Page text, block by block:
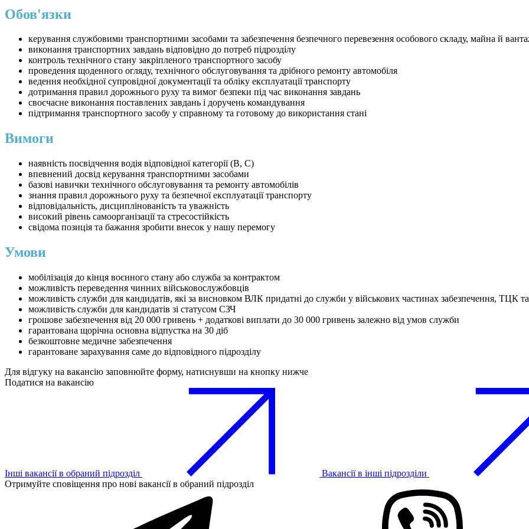
Обов'язки
керування службовими транспортними засобами та забезпечення безпечного перевезення особового складу, майна й
виконання транспортних завдань відповідно до потреб підрозділу
контроль технічного стану закріпленого транспортного засобу
проведення щоденного огляду, технічного обслуговування та дрібного ремонту автомобіля
ведення необхідної супровідної документації та обліку експлуатації транспорту
дотримання правил дорожнього руху та вимог безпеки під час виконання завдань
своєчасне виконання поставлених завдань і доручень командування
підтримання транспортного засобу у справному та готовому до використання стані
Вимоги
наявність посвідчення водія відповідної категорії (B, C)
впевнений досвід керування транспортними засобами
базові навички технічного обслуговування та ремонту автомобілів
знання правил дорожнього руху та безпечної експлуатації транспорту
відповідальність, дисциплінованість та уважність
високий рівень самоорганізації та стресостійкість
свідома позиція та бажання зробити внесок у нашу перемогу
Умови
мобілізація до кінця воєнного стану або служба за контрактом
можливість переведення чинних військовослужбовців
можливість служби для кандидатів, які за висновком ВЛК придатні до служби у військових частинах забезпечення,
можливість служби для кандидатів зі статусом СЗЧ
грошове забезпечення від 20 000 гривень + додаткові виплати до 30 000 гривень залежно від умов служби
гарантована щорічна основна відпустка на 30 діб
безкоштовне медичне забезпечення
гарантоване зарахування саме до відповідного підрозділу
Для відгуку на вакансію заповнюйте форму, натиснувши на кнопку нижче
Податися на вакансію
Інші вакансії в обраний підрозділ
Вакансії в інші підрозділи
Отримуйте сповіщення про нові вакансії в обраний підрозділ